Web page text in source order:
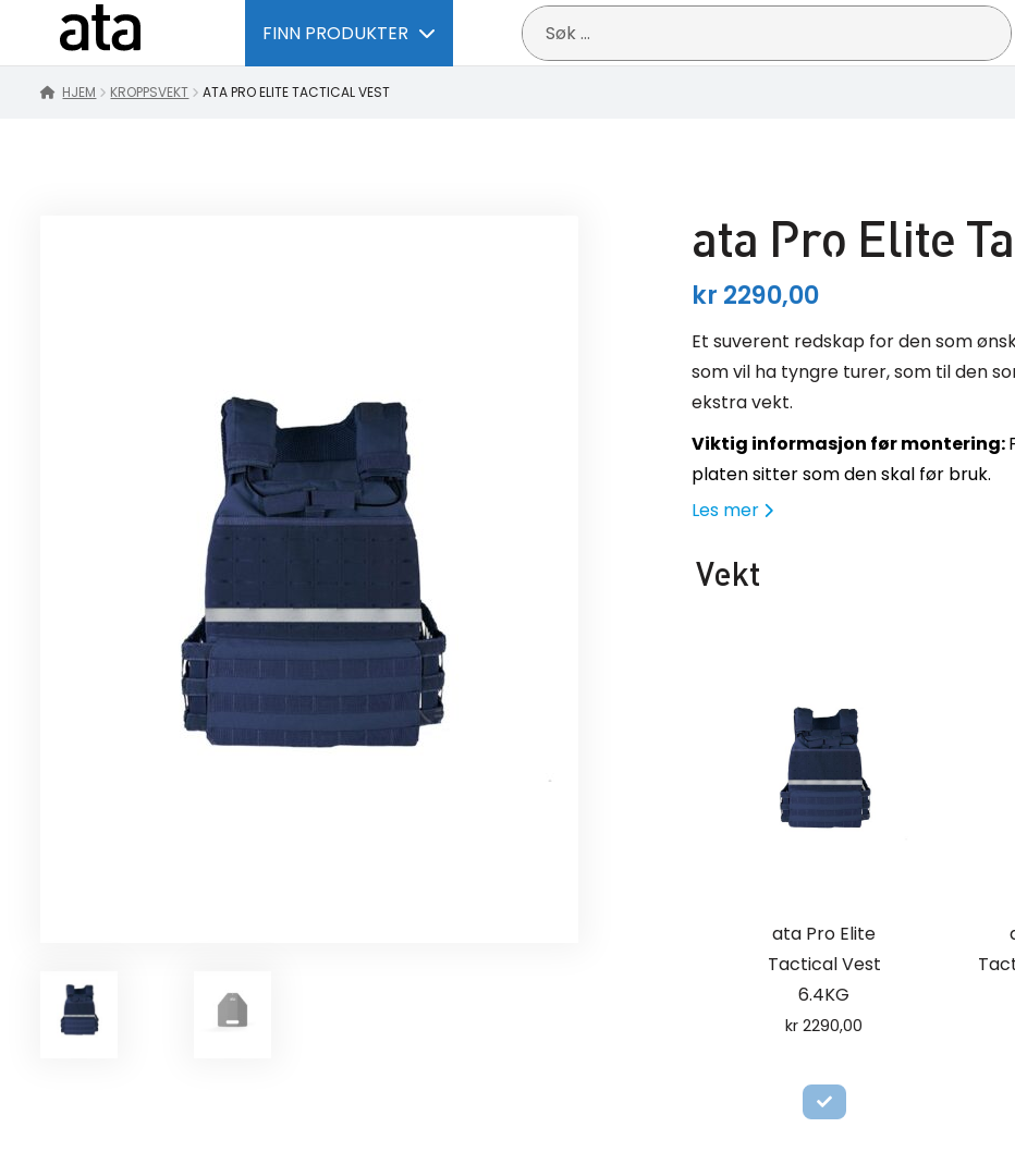
FINN PRODUKTER
Søk
etter:
HJEM KROPPSVEKT ATA PRO ELITE TACTICAL VEST
ata Pro Elite
kr 2290,00
Et suverent redskap for den som
som vil ha tyngre turer, som til den
ekstra vekt.
Viktig informasjon før montering:
platen sitter som den skal før bruk.
Les mer
Vekt
ata Pro Elite
Tactical Vest
6.4KG
kr 2290,00